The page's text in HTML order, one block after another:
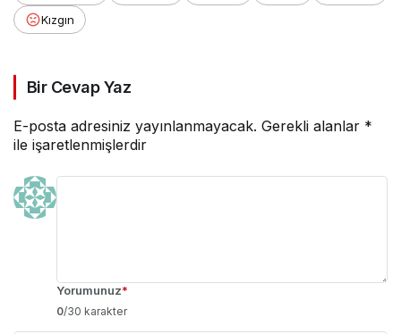
Kızgın
Bir Cevap Yaz
E-posta adresiniz yayınlanmayacak. Gerekli alanlar *
ile işaretlenmişlerdir
Yorumunuz*
0/30 karakter